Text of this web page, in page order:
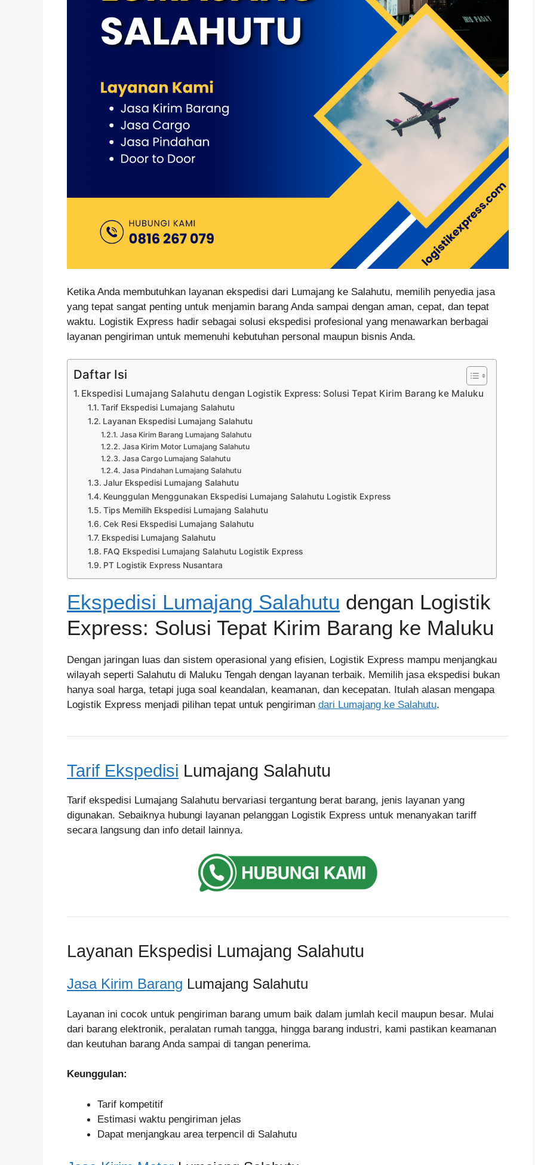
Ketika Anda membutuhkan layanan ekspedisi dari Lumajang ke Salahutu, memilih penyedia jasa
yang tepat sangat penting untuk menjamin barang Anda sampai dengan aman, cepat, dan tepat
waktu. Logistik Express hadir sebagai solusi ekspedisi profesional yang menawarkan berbagai
layanan pengiriman untuk memenuhi kebutuhan personal maupun bisnis Anda.
Daftar Isi
Ekspedisi Lumajang Salahutu dengan Logistik Express: Solusi Tepat Kirim Barang ke Maluku
Tarif Ekspedisi Lumajang Salahutu
Layanan Ekspedisi Lumajang Salahutu
Jasa Kirim Barang Lumajang Salahutu
Jasa Kirim Motor Lumajang Salahutu
Jasa Cargo Lumajang Salahutu
Jasa Pindahan Lumajang Salahutu
Jalur Ekspedisi Lumajang Salahutu
Keunggulan Menggunakan Ekspedisi Lumajang Salahutu Logistik Express
Tips Memilih Ekspedisi Lumajang Salahutu
Cek Resi Ekspedisi Lumajang Salahutu
Ekspedisi Lumajang Salahutu
FAQ Ekspedisi Lumajang Salahutu Logistik Express
PT Logistik Express Nusantara
Ekspedisi Lumajang Salahutu dengan Logistik
Express: Solusi Tepat Kirim Barang ke Maluku
Dengan jaringan luas dan sistem operasional yang efisien, Logistik Express mampu menjangkau
wilayah seperti Salahutu di Maluku Tengah dengan layanan terbaik. Memilih jasa ekspedisi bukan
hanya soal harga, tetapi juga soal keandalan, keamanan, dan kecepatan. Itulah alasan mengapa
Logistik Express menjadi pilihan tepat untuk pengiriman dari Lumajang ke Salahutu.
Tarif Ekspedisi Lumajang Salahutu
Tarif ekspedisi Lumajang Salahutu bervariasi tergantung berat barang, jenis layanan yang
digunakan. Sebaiknya hubungi layanan pelanggan Logistik Express untuk menanyakan tariff
secara langsung dan info detail lainnya.
Layanan Ekspedisi Lumajang Salahutu
Jasa Kirim Barang Lumajang Salahutu
Layanan ini cocok untuk pengiriman barang umum baik dalam jumlah kecil maupun besar. Mulai
dari barang elektronik, peralatan rumah tangga, hingga barang industri, kami pastikan keamanan
dan keutuhan barang Anda sampai di tangan penerima.
Keunggulan:
Tarif kompetitif
Estimasi waktu pengiriman jelas
Dapat menjangkau area terpencil di Salahutu